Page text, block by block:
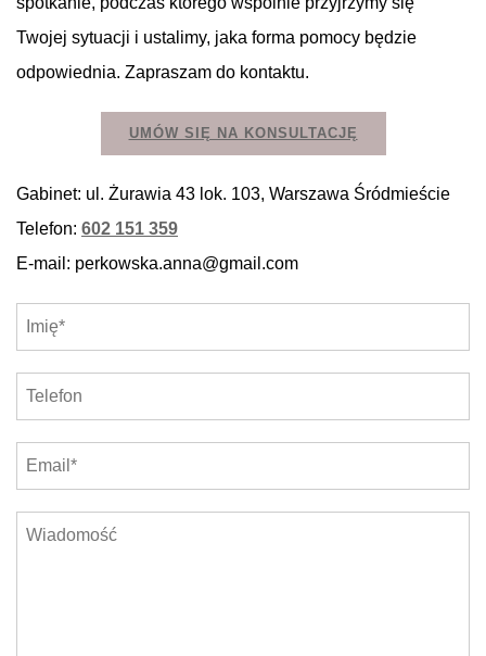
Twojej sytuacji i ustalimy, jaka forma pomocy będzie
odpowiednia. Zapraszam do kontaktu.
UMÓW SIĘ NA KONSULTACJĘ
Gabinet: ul. Żurawia 43 lok. 103, Warszawa Śródmieście
Telefon: 602 151 359
E-mail: perkowska.anna@gmail.com